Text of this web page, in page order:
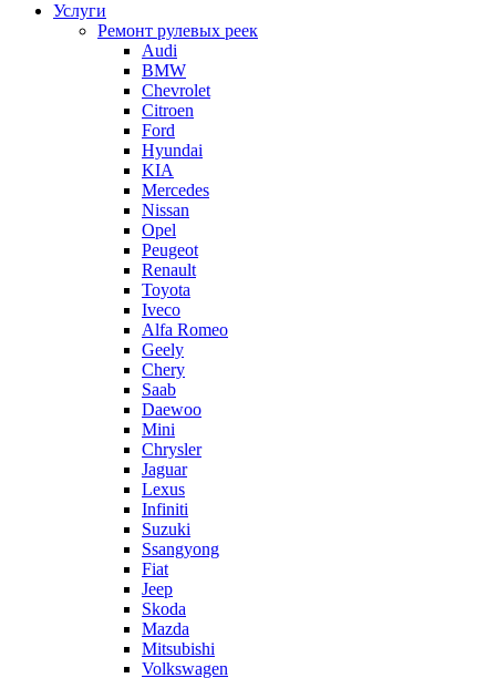
Услуги
Ремонт рулевых реек
Audi
BMW
Chevrolet
Citroen
Ford
Hyundai
KIA
Mercedes
Nissan
Opel
Peugeot
Renault
Toyota
Iveco
Alfa Romeo
Geely
Chery
Saab
Daewoo
Mini
Chrysler
Jaguar
Lexus
Infiniti
Suzuki
Ssangyong
Fiat
Jeep
Skoda
Mazda
Mitsubishi
Volkswagen